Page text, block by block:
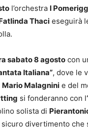
l’orchestra I
Thaci eseguirà
sabato 8 agosto con
Italiana”, dove le
Mario Malagnini e del
si fonderanno con l
solista di
divertimento che